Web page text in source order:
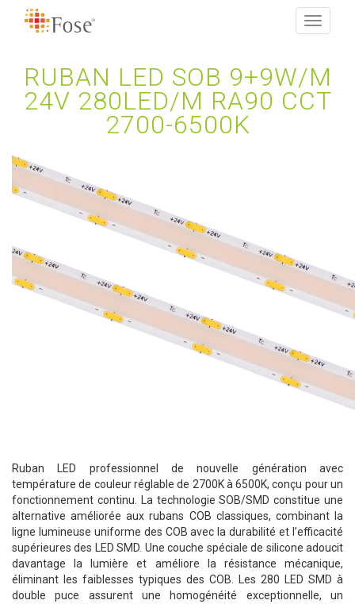
Toggle
RUBAN LED SOB 9+9W/M
24V 280LED/M RA90 CCT
2700-6500K
Ruban LED professionnel de nouvelle génération avec
température de couleur réglable de 2700K à 6500K, conçu pour un
fonctionnement continu. La technologie SOB/SMD constitue une
alternative améliorée aux rubans COB classiques, combinant la
ligne lumineuse uniforme des COB avec la durabilité et l’efficacité
supérieures des LED SMD. Une couche spéciale de silicone adoucit
davantage la lumière et améliore la résistance mécanique,
éliminant les faiblesses typiques des COB. Les 280 LED SMD à
double puce assurent une homogénéité exceptionnelle, un